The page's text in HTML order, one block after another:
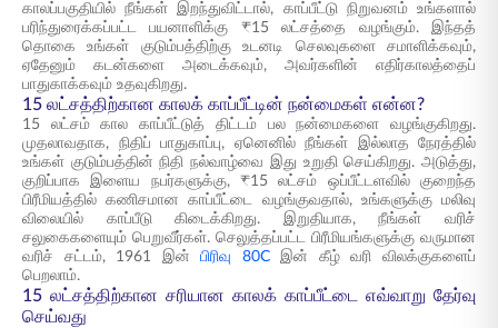
காலப்பகுதியில் நீங்கள் இறந்துவிட்டால், காப்பீட்டு நிறுவனம் உங்களால்
பரிந்துரைக்கப்பட்ட பயனாளிக்கு ₹15 லட்சத்தை வழங்கும். இந்தத்
தொகை உங்கள் குடும்பத்திற்கு உடனடி செலவுகளை சமாளிக்கவும்,
ஏதேனும் கடன்களை அடைக்கவும், அவர்களின் எதிர்காலத்தைப்
பாதுகாக்கவும் உதவுகிறது.
15 லட்சத்திற்கான காலக் காப்பீட்டின் நன்மைகள் என்ன?
15 லட்சம் கால காப்பீட்டுத் திட்டம் பல நன்மைகளை வழங்குகிறது.
முதலாவதாக, நிதிப் பாதுகாப்பு, ஏனெனில் நீங்கள் இல்லாத நேரத்தில்
உங்கள் குடும்பத்தின் நிதி நல்வாழ்வை இது உறுதி செய்கிறது. அடுத்து,
குறிப்பாக இளைய நபர்களுக்கு, ₹15 லட்சம் ஒப்பீட்டளவில் குறைந்த
பிரீமியத்தில் கணிசமான காப்பீட்டை வழங்குவதால், உங்களுக்கு மலிவு
விலையில் காப்பீடு கிடைக்கிறது. இறுதியாக, நீங்கள் வரிச்
சலுகைகளையும் பெறுவீர்கள். செலுத்தப்பட்ட பிரீமியங்களுக்கு வருமான
வரிச் சட்டம், 1961 இன்பிரிவு 80Cஇன் கீழ் வரி விலக்குகளைப்
பெறலாம்.
15 லட்சத்திற்கான சரியான காலக் காப்பீட்டை எவ்வாறு தேர்வு
செய்வது